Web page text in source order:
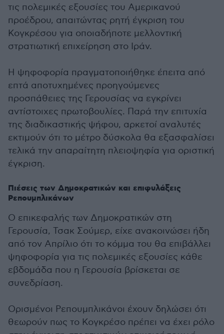
τις πολεμικές εξουσίες του Αμερικανού
προέδρου, απαιτώντας ρητή έγκριση του
Κογκρέσου για οποιαδήποτε μελλοντική
στρατιωτική επιχείρηση στο Ιράν.
Η ψηφοφορία πραγματοποιήθηκε έπειτα από
επτά αποτυχημένες προηγούμενες
προσπάθειες της Γερουσίας να εγκρίνει
αντίστοιχες πρωτοβουλίες. Παρά την επιτυχία
της διαδικαστικής ψήφου, αρκετοί αναλυτές
εκτιμούν ότι το μέτρο δύσκολα θα εξασφαλίσει
τελικά την απαραίτητη πλειοψηφία για οριστική
έγκριση.
Πιέσεις των Δημοκρατικών και επιφυλάξεις
Ρεπουμπλικάνων
Ο επικεφαλής των Δημοκρατικών στη
Γερουσία, Τσακ Σούμερ, είχε ανακοινώσει ήδη
από τον Απρίλιο ότι το κόμμα του θα επιβάλλει
ψηφοφορία για τις πολεμικές εξουσίες κάθε
εβδομάδα που η Γερουσία βρίσκεται σε
συνεδρίαση.
Ορισμένοι Ρεπουμπλικάνοι έχουν δηλώσει ότι
θεωρούν πως το Κογκρέσο πρέπει να έχει ρόλο